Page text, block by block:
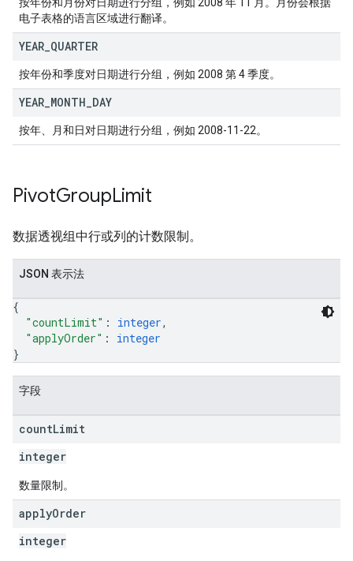
电子表格的语言区域进行翻译。
YEAR QUARTER
按年份和季度对日期进行分组，例如 2008 第 4 季度。
YEAR MONTH DAY
按年、月和日对日期进行分组，例如 2008-11-22。
PivotGroupLimit
数据透视组中行或列的计数限制。
JSON 表示法
{
"countLimit" : integer,
"applyOrder" : integer
}
字段
countLimit
integer
数量限制。
applyOrder
integer